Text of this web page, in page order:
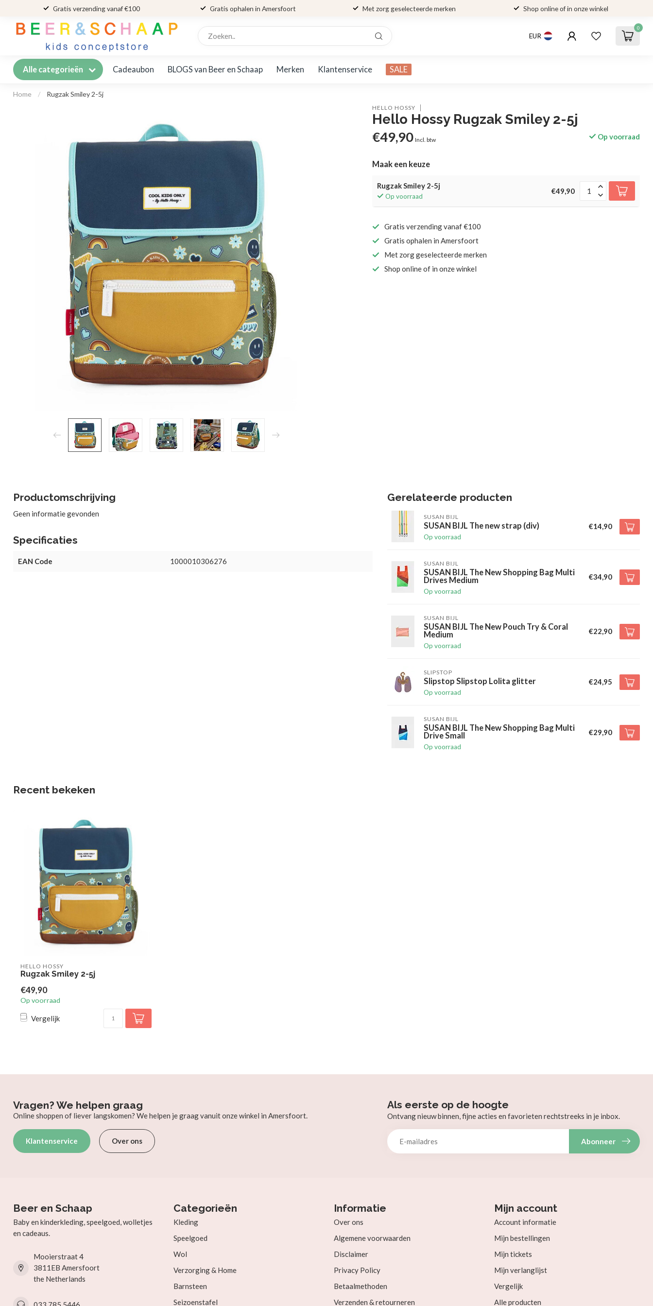
Gratis verzending vanaf €100 Gratis ophalen in Amersfoort Met zorg geselecteerde merken Shop online of in onze winkel
EUR
0
Alle categorieën Cadeaubon BLOGS van Beer en Schaap Merken Klantenservice SALE
Home / Rugzak Smiley 2-5j
HELLO HOSSY
Hello Hossy Rugzak Smiley 2-5j
€49,90 Incl. btw Op voorraad
Maak een keuze
Rugzak Smiley 2-5j
Op voorraad
€49,90
Gratis verzending vanaf €100
Gratis ophalen in Amersfoort
Met zorg geselecteerde merken
Shop online of in onze winkel
Productomschrijving
Geen informatie gevonden
Specificaties
EAN Code 1000010306276
Gerelateerde producten
SUSAN BIJL
SUSAN BIJL The new strap (div)
Op voorraad
€14,90
SUSAN BIJL
SUSAN BIJL The New Shopping Bag Multi
Drives Medium
Op voorraad
€34,90
SUSAN BIJL
SUSAN BIJL The New Pouch Try & Coral
Medium
Op voorraad
€22,90
SLIPSTOP
Slipstop Slipstop Lolita glitter
Op voorraad
€24,95
SUSAN BIJL
SUSAN BIJL The New Shopping Bag Multi
Drive Small
Op voorraad
€29,90
Recent bekeken
HELLO HOSSY
Rugzak Smiley 2-5j
€49,90
Op voorraad
Vergelijk
Vragen? We helpen graag
Online shoppen of liever langskomen? We helpen je graag vanuit onze winkel in Amersfoort.
Klantenservice Over ons
Als eerste op de hoogte
Ontvang nieuw binnen, fijne acties en favorieten rechtstreeks in je inbox.
Abonneer
Beer en Schaap
Baby en kinderkleding, speelgoed, wolletjes
en cadeaus.
Mooierstraat 4
3811EB Amersfoort
the Netherlands
Categorieën
Kleding
Speelgoed
Wol
Verzorging & Home
Barnsteen
Seizoenstafel
Informatie
Over ons
Algemene voorwaarden
Disclaimer
Privacy Policy
Betaalmethoden
Verzenden & retourneren
Mijn account
Account informatie
Mijn bestellingen
Mijn tickets
Mijn verlanglijst
Vergelijk
Alle producten